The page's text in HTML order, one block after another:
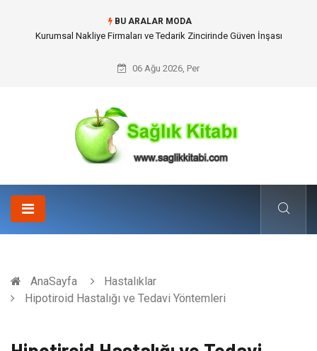
BU ARALAR MODA
Kurumsal Nakliye Firmaları ve Tedarik Zincirinde Güven İnşası
06 Ağu 2026, Per
AnaSayfa
Hastalıklar
Hipotiroid Hastalığı ve Tedavi Yöntemleri